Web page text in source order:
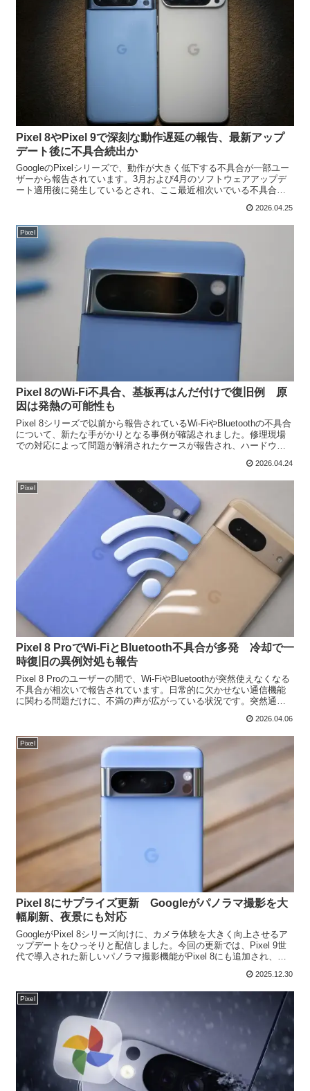
Pixel 8やPixel 9で深刻な動作遅延の報告、最新アップ
デート後に不具合続出か
GoogleのPixelシリーズで、動作が大きく低下する不具合が一部ユー
ザーから報告されています。3月および4月のソフトウェアアップデ
ート適用後に発生しているとされ、ここ最近相次いでいる不具合の
2026.04.25
Pixel
Pixel 8のWi-Fi不具合、基板再はんだ付けで復旧例 原
因は発熱の可能性も
Pixel 8シリーズで以前から報告されているWi-FiやBluetoothの不具合
について、新たな手がかりとなる事例が確認されました。修理現場
での対応によって問題が解消されたケースが報告され、ハードウェ
2026.04.24
Pixel
Pixel 8 ProでWi-FiとBluetooth不具合が多発 冷却で一
時復旧の異例対処も報告
Pixel 8 Proのユーザーの間で、Wi-FiやBluetoothが突然使えなくなる
不具合が相次いで報告されています。日常的に欠かせない通信機能
に関わる問題だけに、不満の声が広がっている状況です。突然通信
2026.04.06
Pixel
Pixel 8にサプライズ更新 Googleがパノラマ撮影を大
幅刷新、夜景にも対応
GoogleがPixel 8シリーズ向けに、カメラ体験を大きく向上させるア
ップデートをひっそりと配信しました。今回の更新では、Pixel 9世
代で導入された新しいパノラマ撮影機能がPixel 8にも追加され、使
2025.12.30
Pixel